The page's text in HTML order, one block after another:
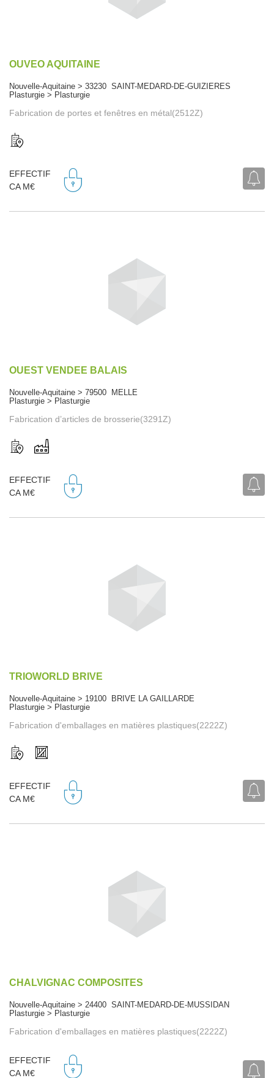
OUVEO AQUITAINE
Nouvelle-Aquitaine > 33230 SAINT-MEDARD-DE-GUIZIERES
Plasturgie > Plasturgie
Fabrication de portes et fenêtres en métal(2512Z)
EFFECTIF
CA M€
OUEST VENDEE BALAIS
Nouvelle-Aquitaine > 79500 MELLE
Plasturgie > Plasturgie
Fabrication d’articles de brosserie(3291Z)
EFFECTIF
CA M€
TRIOWORLD BRIVE
Nouvelle-Aquitaine > 19100 BRIVE LA GAILLARDE
Plasturgie > Plasturgie
Fabrication d'emballages en matières plastiques(2222Z)
EFFECTIF
CA M€
CHALVIGNAC COMPOSITES
Nouvelle-Aquitaine > 24400 SAINT-MEDARD-DE-MUSSIDAN
Plasturgie > Plasturgie
Fabrication d'emballages en matières plastiques(2222Z)
EFFECTIF
CA M€